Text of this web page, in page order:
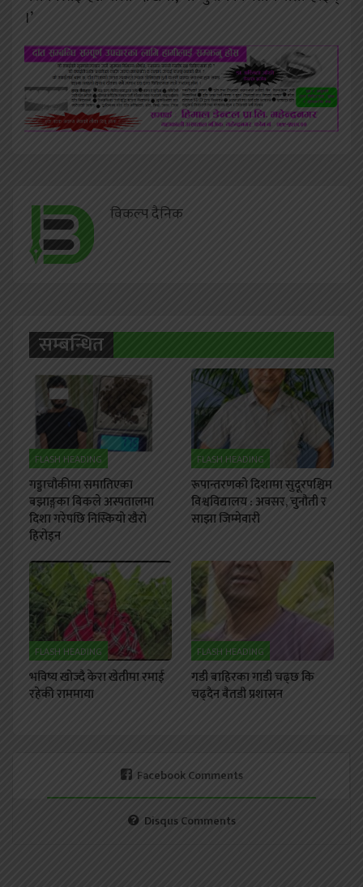
।’
विकल्प दैनिक
सम्बन्धित
FLASH HEADING
गड्डाचौकीमा समातिएका
बझाङ्गका बिकले अस्पतालमा
दिशा गरेपछि निस्कियो खैरो
हिरोइन
FLASH HEADING
रूपान्तरणको दिशामा सुदूरपश्चिम
विश्वविद्यालय : अवसर, चुनौती र
साझा जिम्मेवारी
FLASH HEADING
भविष्य खोज्दै केरा खेतीमा रमाई
रहेकी राममाया
FLASH HEADING
गडी बाहिरका गाडी चढ्छ कि
चढ्दैन बैतडी प्रशासन
Facebook Comments
Disqus Comments